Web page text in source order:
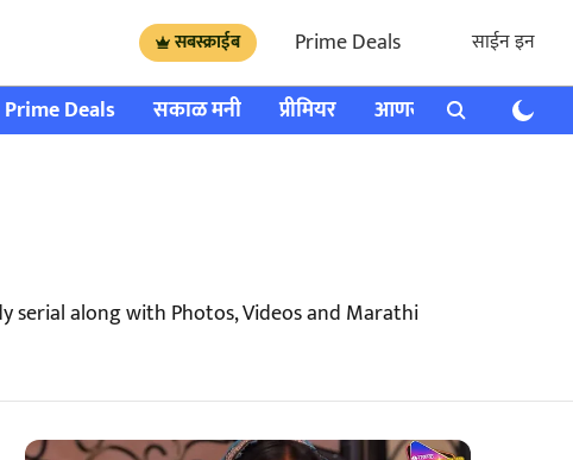
सबस्क्राईब Prime Deals साईन इन
Prime Deals सकाळ मनी प्रीमियर आणखी राशी भविष्य
serial along with Photos, Videos and Marathi